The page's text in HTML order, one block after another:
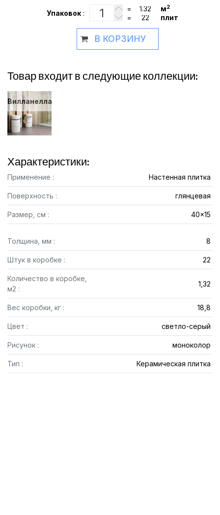
Упаковок :
= м2
= плит
В КОРЗИНУ
Товар входит в следующие коллекции:
Вилланелла
Характеристики:
Применение : Настенная плитка
Поверхность : глянцевая
Размер, см : 40x15
Толщина, мм : 8
Штук в коробке : 22
Количество в коробке,
м2 :
1,32
Вес коробки, кг : 18,8
Цвет : светло-серый
Рисунок : моноколор
Тип : Керамическая плитка